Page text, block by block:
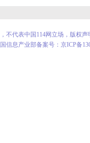
不代表中国114网立场，版权
息产业部备案号：京ICP备